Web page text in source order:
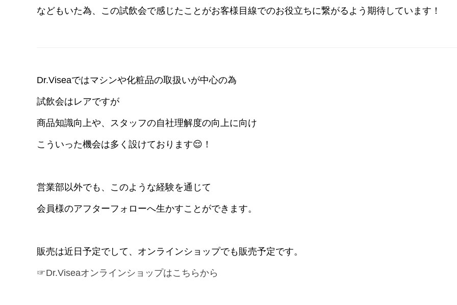
などもいた為、この試飲会で感じたことがお客様目線でのお役立ちに繋がるよう期待しています！
Dr.Viseaではマシンや化粧品の取扱いが中心の為
試飲会はレアですが
商品知識向上や、スタッフの自社理解度の向上に向け
こういった機会は多く設けております😌！
営業部以外でも、このような経験を通じて
会員様のアフターフォローへ生かすことができます。
販売は近日予定でして、オンラインショップでも販売予定です。
☞Dr.Viseaオンラインショップはこちらから